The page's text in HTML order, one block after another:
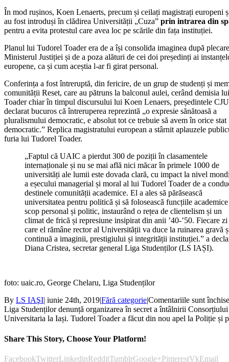
În mod rușinos, Koen Lenaerts, precum și ceilați magistrați europeni
au fost introduși în clădirea Universității „Cuza” prin intrarea din
pentru a evita protestul care avea loc pe scările din fața instituției.
Planul lui Tudorel Toader era de a își consolida imaginea după
Ministerul Justiției și de a poza alături de cei doi președinți ai
europene, ca și cum aceștia l-ar fi girat personal.
Conferința a fost întreruptă, din fericire, de un grup de studenți și
comunității Reset, care au pătruns la balconul aulei, cerând demisia
Toader chiar în timpul discursului lui Koen Lenaers, președintele
declarat bucuros că întreruperea reprezintă „o expresie sănătoasă a
pluralismului democratic, e absolut tot ce trebuie să avem în orice stat
democratic.” Replica magistratului european a stârnit aplauzele
furia lui Tudorel Toader.
„Faptul că UAIC a pierdut 300 de poziții în clasamentele
internaționale și nu se mai află nici măcar în primele 1000 de
universități ale lumii este dovada clară, cu impact la nivel
a eșecului managerial și moral al lui Tudorel Toader de a
destinele comunității academice. El a ales să părăsească
universitatea pentru politică și să folosească funcțiile
scop personal și politic, instaurând o rețea de clientelism și un
climat de frică și represiune insipirat din anii ’40-’50. Fiecare
care el rămâne rector al Universității va duce la ruinarea gravă
continuă a imaginii, prestigiului și integrității instituției.” a
Diana Cristea, secretar general Liga Studenților (LS IAȘI).
foto: uaic.ro, George Chelaru, Liga Studenților
By LS IAŞI| iunie 24th, 2019|Fără categorie|Comentariile sunt închise
Liga Studenților denunță organizarea în secret a întâlnirii Consorțiului
Universitaria la Iași. Tudorel Toader a făcut din nou apel la Poliție și
Share This Story, Choose Your Platform!
FacebookTwitterLinkedinRedditTumblrGoogle+PinterestVkEmail